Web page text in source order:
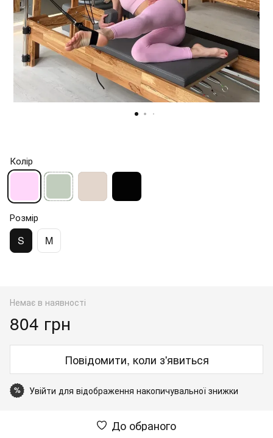
Колір
Розмір
S M
Немає в наявності
804 грн
Повідомити, коли з'явиться
% Увійти для відображення накопичувальної знижки
До обраного